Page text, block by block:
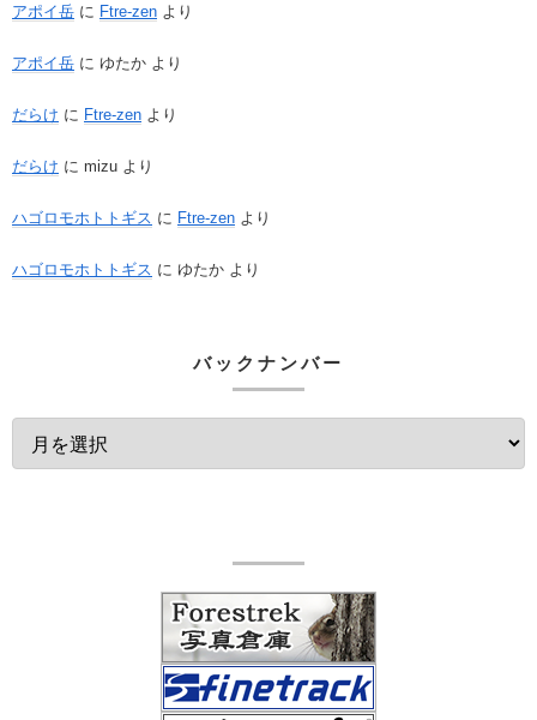
アポイ岳 に Ftre-zen より
アポイ岳 に ゆたか より
だらけ に Ftre-zen より
だらけ に mizu より
ハゴロモホトトギス に Ftre-zen より
ハゴロモホトトギス に ゆたか より
バックナンバー